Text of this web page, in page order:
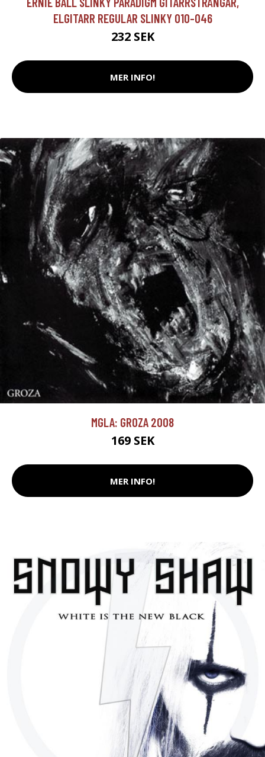
ELGITARR REGULAR SLINKY 010-046
232 SEK
MER INFO!
MGLA: GROZA 2008
169 SEK
MER INFO!